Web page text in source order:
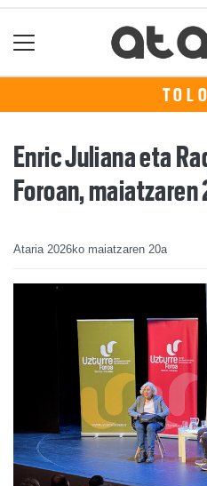
Enric Juliana eta
Foroan, maiatzaren
Ataria 2026ko maiatzaren 20a